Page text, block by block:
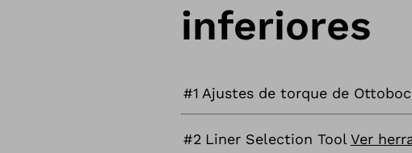
inferiores
#1 Ajustes de torque de
#2 Liner Selection Tool Ver